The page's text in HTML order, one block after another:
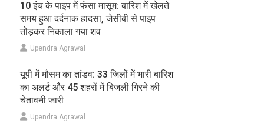
10 इंच के पाइप में फंसा मासूम: बारिश में खेलते
समय हुआ दर्दनाक हादसा, जेसीबी से पाइप
तोड़कर निकाला गया शव
Upendra Agrawal
यूपी में मौसम का तांडव: 33 जिलों में भारी बारिश
का अलर्ट और 45 शहरों में बिजली गिरने की
चेतावनी जारी
Upendra Agrawal